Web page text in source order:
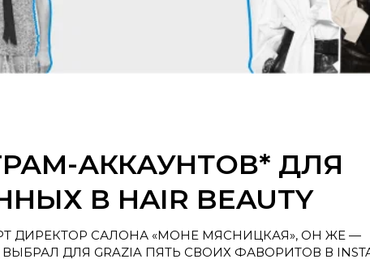
АККАУНТОВ* ДЛЯ
В HAIR BEAUTY
ДИРЕКТОР САЛОНА «МОНЕ МЯСНИЦКАЯ», ОН ЖЕ —
ВЫБРАЛ ДЛЯ GRAZIA ПЯТЬ СВОИХ ФАВОРИТОВ В